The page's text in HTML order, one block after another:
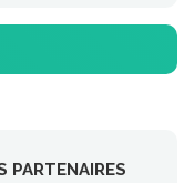
PARTENAIRES